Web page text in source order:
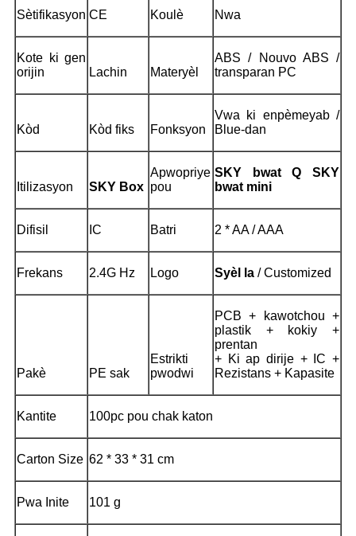
Sètifikasyon CE Koulè Nwa
Kote ki gen
orijin
Lachin Materyèl
ABS / Nouvo ABS /
transparan PC
Kòd Kòd fiks Fonksyon
Vwa ki enpèmeyab /
Blue-dan
Itilizasyon SKY Box
Apwopriye
pou
SKY bwat Q SKY
bwat mini
Difisil IC Batri 2 * AA / AAA
Frekans 2.4G Hz Logo Syèl la / Customized
Pakè PE sak
Estrikti
pwodwi
PCB + kawotchou +
plastik + kokiy +
prentan
+ Ki ap dirije + IC +
Rezistans + Kapasite
Kantite 100pc pou chak katon
Carton Size 62 * 33 * 31 cm
Pwa Inite 101 g